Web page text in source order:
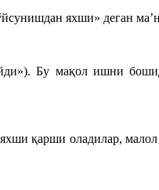
яхши» деган
Бу мақол ишни
қарши оладилар,